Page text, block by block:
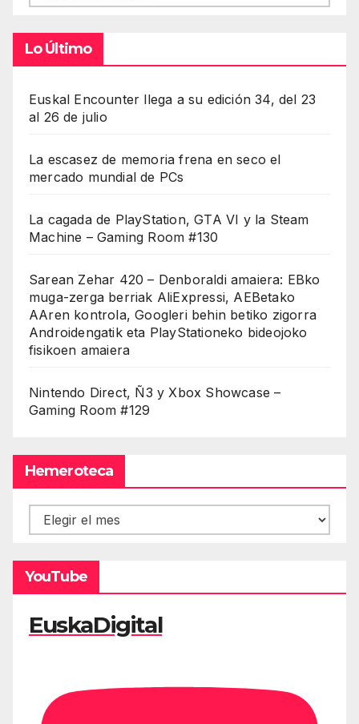
Lo Último
Euskal Encounter llega a su edición 34, del 23
al 26 de julio
La escasez de memoria frena en seco el
mercado mundial de PCs
La cagada de PlayStation, GTA VI y la Steam
Machine – Gaming Room #130
Sarean Zehar 420 – Denboraldi amaiera: EBko
muga-zerga berriak AliExpressi, AEBetako
AAren kontrola, Googleri behin betiko zigorra
Androidengatik eta PlayStationeko bideojoko
fisikoen amaiera
Nintendo Direct, Ñ3 y Xbox Showcase –
Gaming Room #129
Hemeroteca
Hemeroteca
YouTube
EuskaDigital